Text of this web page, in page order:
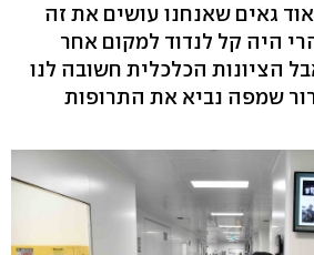
גאים שאנחנו עושים את זה
היה קל לנדוד למקום אחר
הציונות הכלכלית חשובה לנו
שמפה נביא את התרופות